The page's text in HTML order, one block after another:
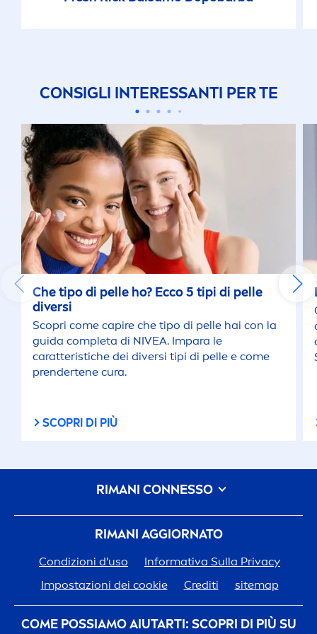
CONSIGLI INTERESSANTI PER TE
Che tipo di pelle ho? Ecco 5 tipi di pelle
diversi
Scopri come capire che tipo di pelle hai con la
guida completa di NIVEA. Impara le
caratteristiche dei diversi tipi di pelle e come
prendertene cura.
SCOPRI DI PIÙ
RIMANI AGGIORNATO
Condizioni d'uso
Informativa Sulla Privacy
Impostazioni dei cookie
Crediti sitemap
COME POSSIAMO AIUTARTI: SCOPRI DI PIÙ SU
RIMANI CONNESSO